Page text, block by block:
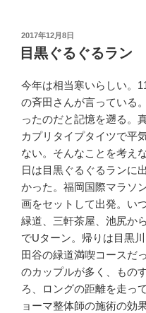
投
稿
日:
2017年12月8日
目黒ぐるぐるラン
今年は相当寒いらしい。
の斉田さんが言っている
ったのだと記憶を遡る。
カプリタイプタイツで平
ない。そんなことを考え
日は目黒ぐるぐるランに
かった。福岡国際マラソ
画をセットして出発。い
緑道、三軒茶屋、池尻か
でUターン。帰りは目黒
田谷の緑道満喫コースだ
のカップルが多く、もの
ろ、ロングの距離を走っ
ョーマ整体師の施術の効